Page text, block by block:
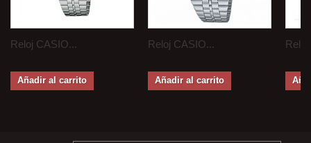
Reloj CASIO...
Añadir al carrito
Reloj CASIO...
Añadir al carrito